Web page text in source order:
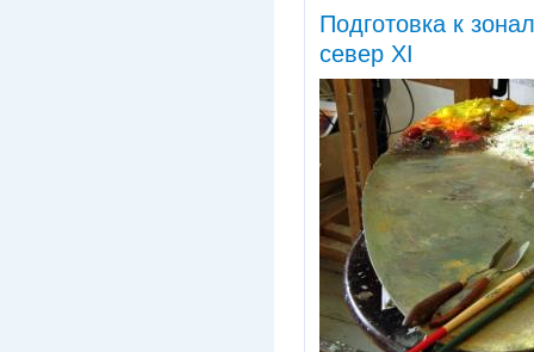
Подготовка к
север XI